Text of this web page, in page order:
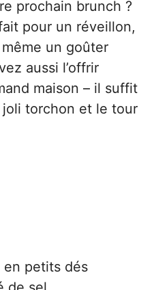
prochain brunch ?
pour un réveillon,
un goûter
aussi l’offrir
maison – il suffit
joli torchon et le tour
petits dés